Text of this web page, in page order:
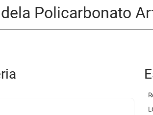
Policarbonato